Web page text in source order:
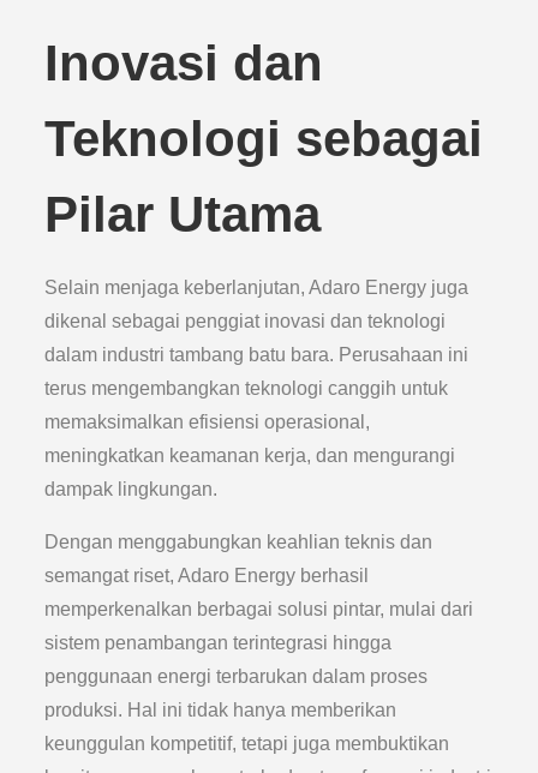
Inovasi dan
Teknologi sebagai
Pilar Utama
Selain menjaga keberlanjutan, Adaro Energy juga
dikenal sebagai penggiat inovasi dan teknologi
dalam industri tambang batu bara. Perusahaan ini
terus mengembangkan teknologi canggih untuk
memaksimalkan efisiensi operasional,
meningkatkan keamanan kerja, dan mengurangi
dampak lingkungan.
Dengan menggabungkan keahlian teknis dan
semangat riset, Adaro Energy berhasil
memperkenalkan berbagai solusi pintar, mulai dari
sistem penambangan terintegrasi hingga
penggunaan energi terbarukan dalam proses
produksi. Hal ini tidak hanya memberikan
keunggulan kompetitif, tetapi juga membuktikan